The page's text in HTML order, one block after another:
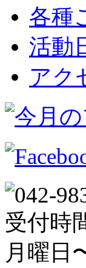
各種
活動
アク
受付時
月曜日